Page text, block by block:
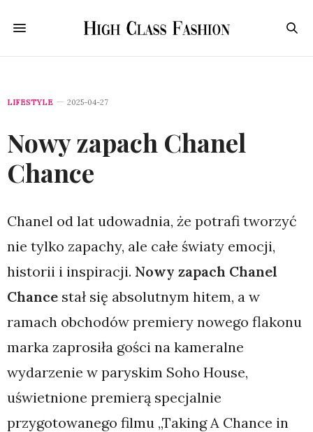
LIFESTYLE 2025-04-27
Nowy zapach Chanel
Chance
Chanel od lat udowadnia, że potrafi tworzyć
nie tylko zapachy, ale całe światy emocji,
historii i inspiracji. Nowy zapach Chanel
Chance stał się absolutnym hitem, a w
ramach obchodów premiery nowego flakonu
marka zaprosiła gości na kameralne
wydarzenie w paryskim Soho House,
uświetnione premierą specjalnie
przygotowanego filmu „Taking A Chance in